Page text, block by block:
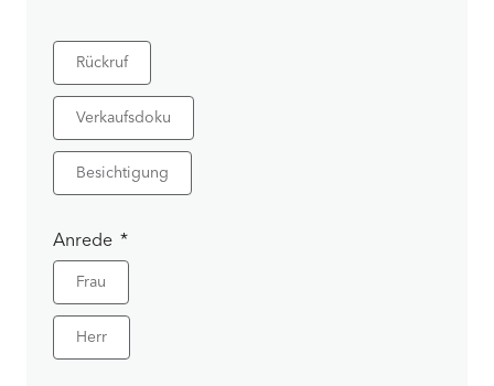
Rückruf
Verkaufsdoku
Besichtigung
Anrede
Frau
Herr